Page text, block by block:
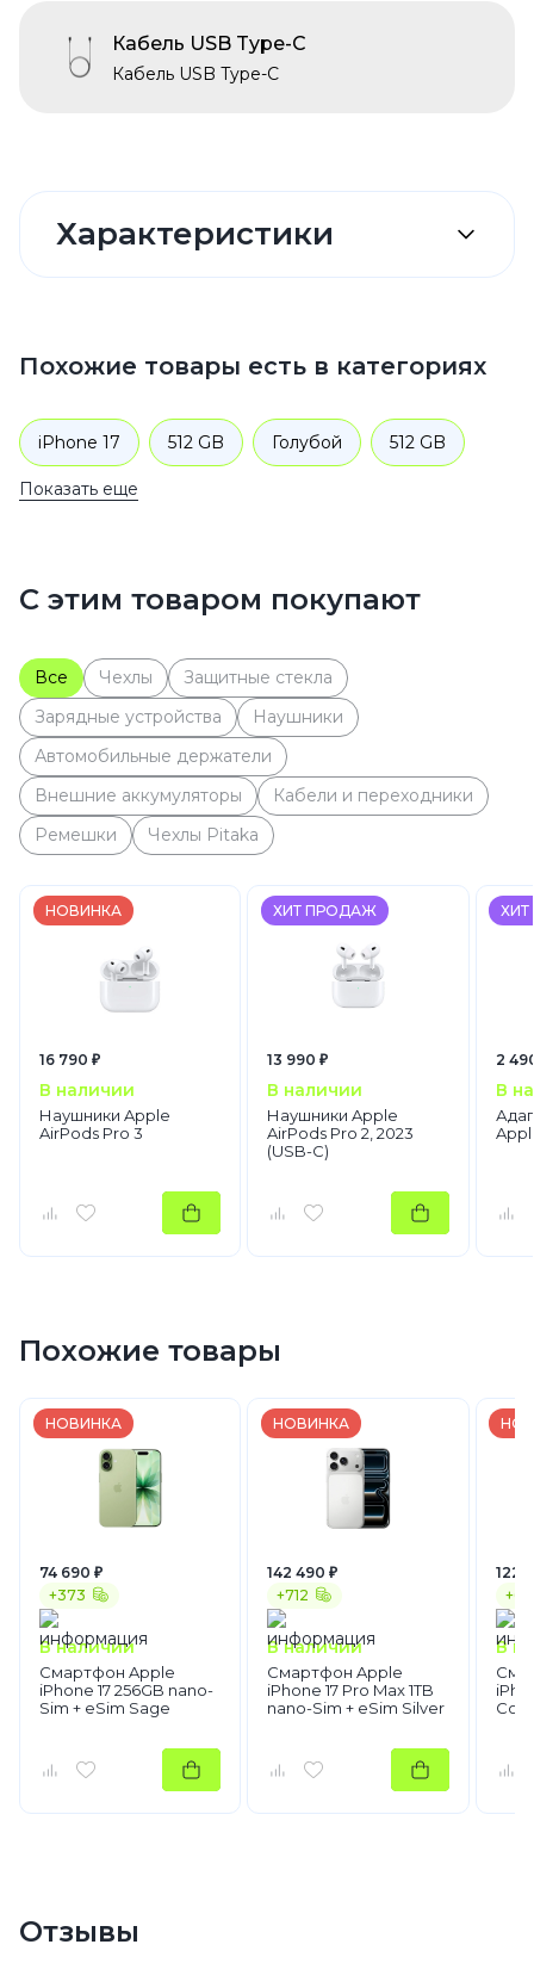
Кабель USB Type-C
Кабель USB Type-C
Характеристики
Похожие товары есть в категориях
iPhone 17 512 GB Голубой 512 GB
Sim+eSim
Показать еще
С этим товаром покупают
Все Чехлы
Защитные стекла
Зарядные устройства
Наушники
Автомобильные держатели
Внешние аккумуляторы
Кабели и переходники
Ремешки
Чехлы Pitaka
НОВИНКА
16 790 ₽
В наличии
Наушники Apple
AirPods Pro 3
ХИТ ПРОДАЖ
13 990 ₽
В наличии
Наушники Apple
AirPods Pro 2, 2023
(USB-C)
2
В
Похожие товары
НОВИНКА
+373
74 690 ₽
В наличии
Смартфон Apple
iPhone 17 256GB nano-
Sim + eSim Sage
НОВИНКА
+712
142 490 ₽
В наличии
Смартфон Apple
iPhone 17 Pro Max 1TB
nano-Sim + eSim Silver
122
В
Отзывы